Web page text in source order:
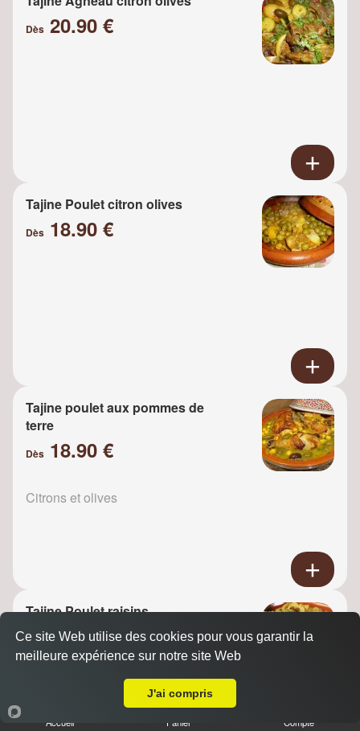
Dès 20.90 €
Tajine Poulet citron olives
Dès 18.90 €
Tajine poulet aux pommes de
terre
Dès 18.90 €
Citrons et olives
Tajine Poulet raisins
Dès18.90 €
Accueil Panier Compte
Ce site Web utilise des cookies pour vous garantir la
meilleure expérience sur notre site Web
J'ai compris